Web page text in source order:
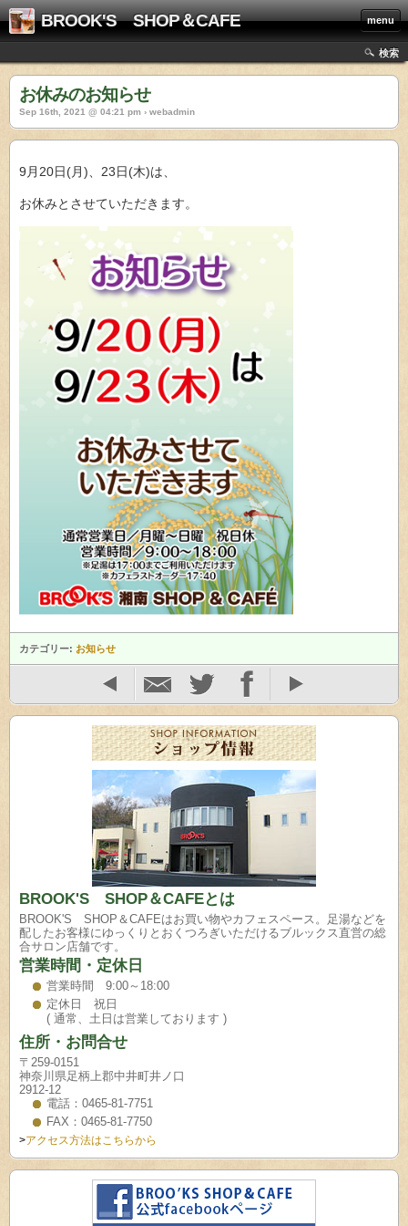
BROOK'S SHOP＆CAFE menu
検索
お休みのお知らせ
Sep 16th, 2021 @ 04:21 pm › webadmin
9月20日(月)、23日(木)は、
お休みとさせていただきます。
カテゴリー: お知らせ
BROOK'S SHOP＆CAFEとは
BROOK'S SHOP＆CAFEはお買い物やカフェスペース。足湯などを
配したお客様にゆっくりとおくつろぎいただけるブルックス直営の総
合サロン店舗です。
営業時間・定休日
営業時間 9:00～18:00
定休日 祝日
( 通常、土日は営業しております )
住所・お問合せ
〒259-0151
神奈川県足柄上郡中井町井ノ口
2912-12
電話：0465-81-7751
FAX：0465-81-7750
>アクセス方法はこちらから